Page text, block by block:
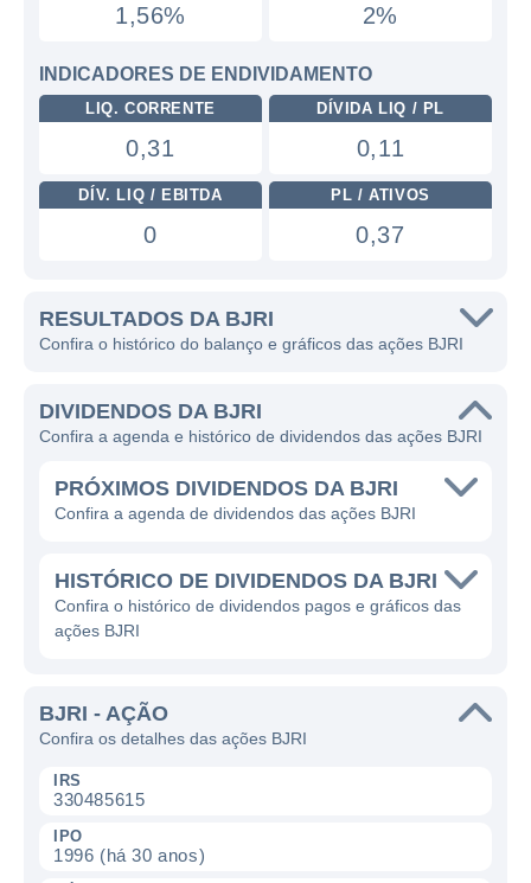
1,56% 2%
INDICADORES DE ENDIVIDAMENTO
LIQ. CORRENTE
0,31
DÍVIDA LIQ / PL
0,11
DÍV. LIQ / EBITDA
0
PL / ATIVOS
0,37
RESULTADOS DA BJRI
Confira o histórico do balanço e gráficos das ações BJRI
DIVIDENDOS DA BJRI
Confira a agenda e histórico de dividendos das ações BJRI
PRÓXIMOS DIVIDENDOS DA BJRI
Confira a agenda de dividendos das ações BJRI
HISTÓRICO DE DIVIDENDOS DA BJRI
Confira o histórico de dividendos pagos e gráficos das
ações BJRI
BJRI - AÇÃO
Confira os detalhes das ações BJRI
IRS
330485615
IPO
1996 (há 30 anos)